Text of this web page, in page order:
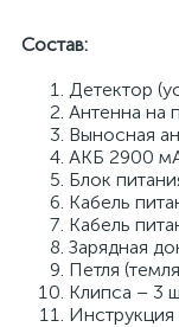
Состав:
Детектор
Антенна на
Выносная
АКБ 2900
Блок
Кабель
Кабель
Зарядная
Петля
Клипса – 3
Инструкция